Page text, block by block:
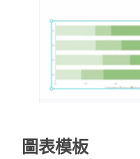
圖表模板